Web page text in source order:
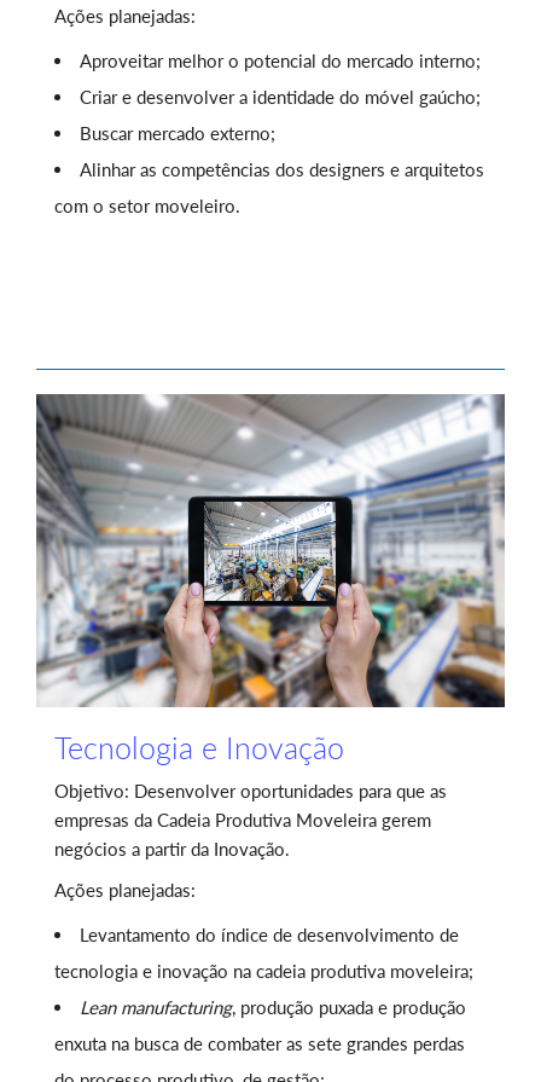
Ações planejadas:
Aproveitar melhor o potencial do mercado interno;
Criar e desenvolver a identidade do móvel gaúcho;
Buscar mercado externo;
Alinhar as competências dos designers e arquitetos
com o setor moveleiro.
Tecnologia e Inovação
Objetivo: Desenvolver oportunidades para que as
empresas da Cadeia Produtiva Moveleira gerem
negócios a partir da Inovação.
Ações planejadas:
Levantamento do índice de desenvolvimento de
tecnologia e inovação na cadeia produtiva moveleira;
Lean manufacturing, produção puxada e produção
enxuta na busca de combater as sete grandes perdas